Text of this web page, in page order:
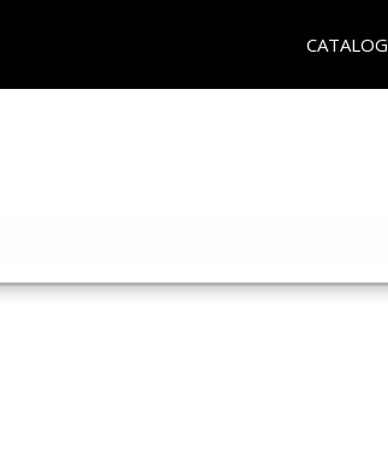
CATALOG